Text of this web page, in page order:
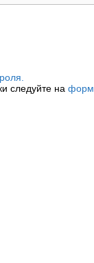
следуйте на